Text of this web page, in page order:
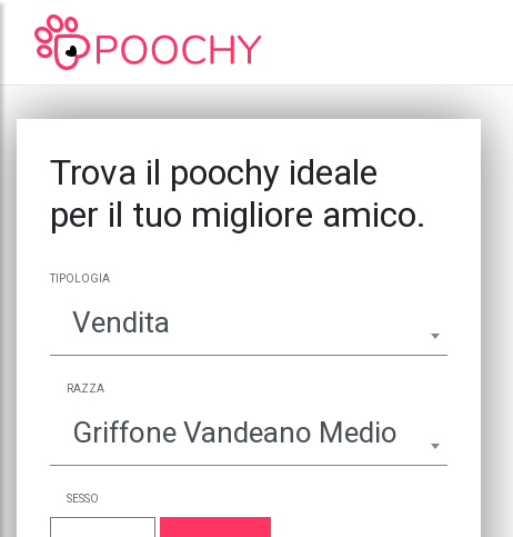
Trova il poochy ideale
per il tuo migliore amico.
TIPOLOGIA
Vendita
RAZZA
Griffone Vandeano Medio
SESSO